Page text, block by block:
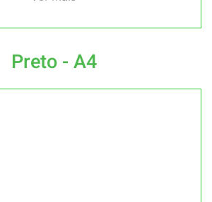
Preto - A4